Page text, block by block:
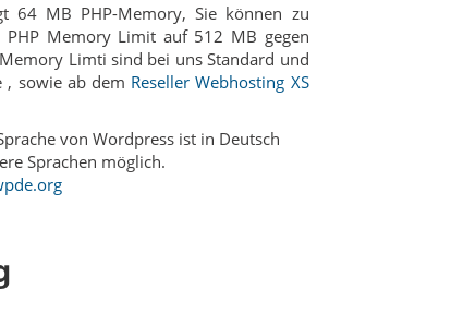
64 MB PHP-Memory, Sie können zu
PHP Memory Limit auf 512 MB gegen
Limti sind bei uns Standard und
, sowie ab dem Reseller Webhosting XS
von Wordpress ist in Deutsch
Sprachen möglich.